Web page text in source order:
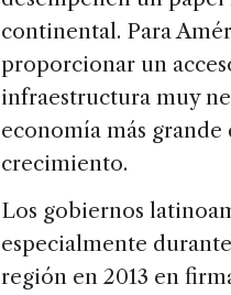
continental. Para
proporcionar un
infraestructura muy
economía más
crecimiento.
Los gobiernos
especialmente
región en 2013 en